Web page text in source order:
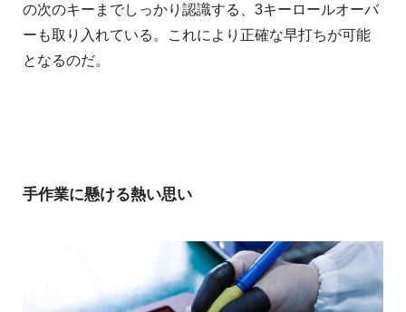
の次のキーまでしっかり認識する、3キーロールオーバ
ーも取り入れている。これにより正確な早打ちが可能
となるのだ。
手作業に懸ける熱い思い